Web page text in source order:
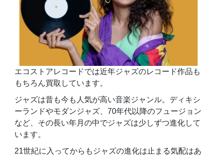
エコストアレコードでは近年ジャズのレコード作品も
もちろん買取しています。
ジャズは昔も今も人気が高い音楽ジャンル。ディキシ
ーランドやモダンジャズ、70年代以降のフュージョン
など、その長い年月の中でジャズは少しずつ進化して
います。
21世紀に入ってからもジャズの進化は止まる気配はあ